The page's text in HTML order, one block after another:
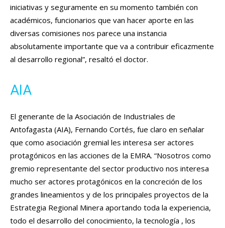
iniciativas y seguramente en su momento también con
académicos, funcionarios que van hacer aporte en las
diversas comisiones nos parece una instancia
absolutamente importante que va a contribuir eficazmente
al desarrollo regional”, resaltó el doctor.
AIA
El generante de la Asociación de Industriales de
Antofagasta (AIA), Fernando Cortés, fue claro en señalar
que como asociación gremial les interesa ser actores
protagónicos en las acciones de la EMRA. “Nosotros como
gremio representante del sector productivo nos interesa
mucho ser actores protagónicos en la concreción de los
grandes lineamientos y de los principales proyectos de la
Estrategia Regional Minera aportando toda la experiencia,
todo el desarrollo del conocimiento, la tecnología , los